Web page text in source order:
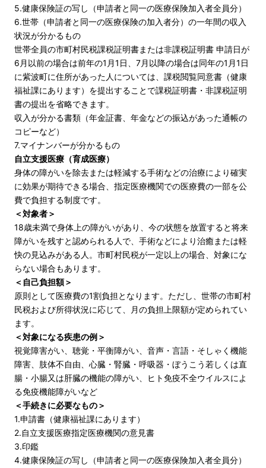
5.健康保険証の写し（申請者と同一の医療保険加入者全員分）
6.世帯（申請者と同一の医療保険の加入者分）の一年間の収入
状況が分かるもの
世帯全員の市町村民税課税証明書または非課税証明書 申請日が
6月以前の場合は前年の1月1日、7月以降の場合は同年の1月1日
に紫波町に住所があった人については、課税閲覧同意書（健康
福祉課にあります）を提出することで課税証明書・非課税証明
書の提出を省略できます。
収入が分かる書類（年金証書、年金などの振込があった通帳の
コピーなど）
7.マイナンバーが分かるもの
自立支援医療（育成医療）
身体の障がいを除去または軽減する手術などの治療により確実
に効果が期待できる場合、指定医療機関での医療費の一部を公
費で負担する制度です。
＜対象者＞
18歳未満で身体上の障がいがあり、今の状態を放置すると将来
障がいを残すと認められる人で、手術などにより治癒または軽
快の見込みがある人。市町村民税が一定以上の場合、対象にな
らない場合もあります。
＜自己負担額＞
原則として医療費の1割負担となります。ただし、世帯の市町村
民税および所得状況に応じて、月の負担上限額が定められてい
ます。
＜対象になる疾患の例＞
視覚障害がい、聴覚・平衡障がい、音声・言語・そしゃく機能
障害、肢体不自由、心臓・腎臓・呼吸器・ぼうこう若しくは直
腸・小腸又は肝臓の機能の障がい、ヒト免疫不全ウイルスによ
る免疫機能障がいなど
＜手続きに必要なもの＞
1.申請書（健康福祉課にあります）
2.自立支援医療指定医療機関の意見書
3.印鑑
4.健康保険証の写し（申請者と同一の医療保険加入者全員分）